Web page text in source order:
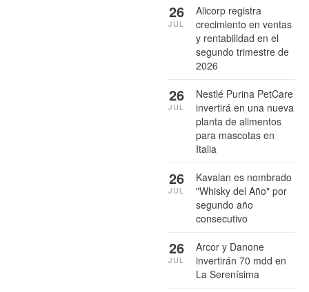
Alicorp registra
crecimiento en ventas
y rentabilidad en el
segundo trimestre de
2026
26
JUL
Nestlé Purina PetCare
invertirá en una nueva
planta de alimentos
para mascotas en
Italia
26
JUL
Kavalan es nombrado
"Whisky del Año" por
segundo año
consecutivo
26
JUL
Arcor y Danone
invertirán 70 mdd en
La Serenísima
26
JUL